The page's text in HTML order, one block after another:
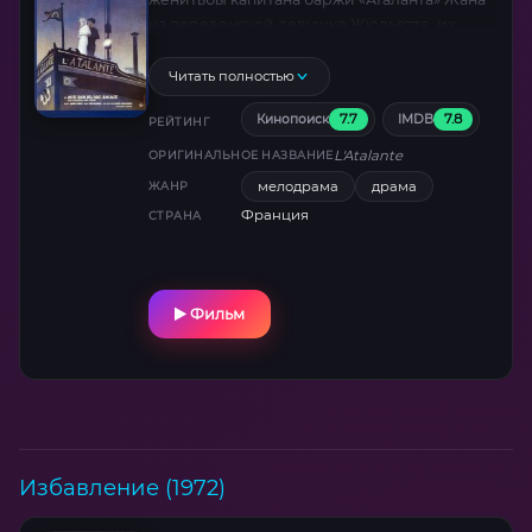
Франции к Парижу в сопровождении юнги-
несмышленыша и несуразного «морского
волка» папаши Жюля…
Читать полностью
РЕЙТИНГ Кинопоиск 7.7 IMDB 7.8
ОРИГИНАЛЬНОЕ НАЗВАНИЕL'Atalante
ЖАНР мелодрама драма
СТРАНА Франция
Фильм
Избавление (1972)